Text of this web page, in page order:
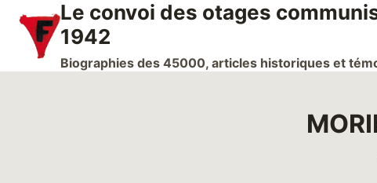
contenu
Le convoi des otages
1942
Biographies des 45000, articles historiques et